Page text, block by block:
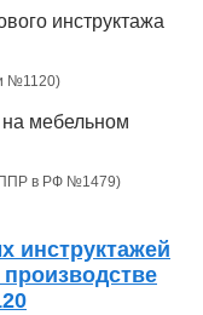
инструктажа
№1120)
на мебельном
ППР в РФ №1479)
инструктажей